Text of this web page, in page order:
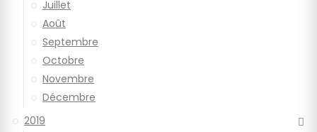
Juillet
Août
Septembre
Octobre
Novembre
Décembre
2019